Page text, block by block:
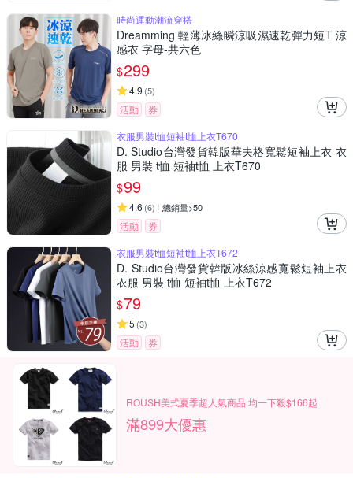
時尚運動潮流穿搭
Dreamming 輕薄冰絲瞬涼吸濕速乾彈力短T 涼
感衣 字母-共六色
$299
4.9 (5)
活動
券
衣服男裝t恤短袖t恤上衣T670
D. Studio台灣發貨韓版華夫格寬鬆短袖上衣 衣
服 男裝 t恤 短袖t恤 上衣T670
$99
4.6 (6) 總銷量>50
活動
券
衣服男裝t恤短袖t恤上衣T672
D. Studio台灣發貨韓版冰絲涼感寬鬆短袖上衣
衣服 男裝 t恤 短袖t恤 上衣T672
$79
5 (3)
活動 券
ROUSH美式夏季超人氣商品 均一下殺$166起
滿899大優惠